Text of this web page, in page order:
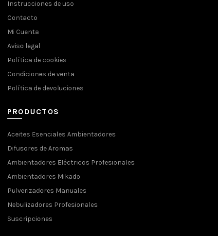
Instrucciones de uso
Contacto
Mi Cuenta
Aviso legal
Política de cookies
Condiciones de venta
Política de devoluciones
PRODUCTOS
Aceites Esenciales Ambientadores
Difusores de Aromas
Ambientadores Eléctricos Profesionales
Ambientadores Mikado
Pulverizadores Manuales
Nebulizadores Profesionales
Suscripciones